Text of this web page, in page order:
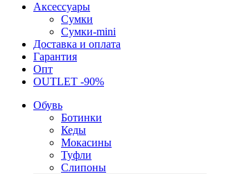
Аксессуары
Сумки
Сумки-mini
Доставка и оплата
Гарантия
Опт
OUTLET -90%
Обувь
Ботинки
Кеды
Мокасины
Туфли
Слипоны